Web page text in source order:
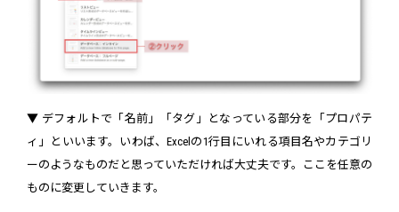
▼ デフォルトで「名前」「タグ」となっている部分を「プロパテ
ィ」といいます。いわば、Excelの1行目にいれる項目名やカテゴリ
ーのようなものだと思っていただければ大丈夫です。ここを任意の
ものに変更していきます。